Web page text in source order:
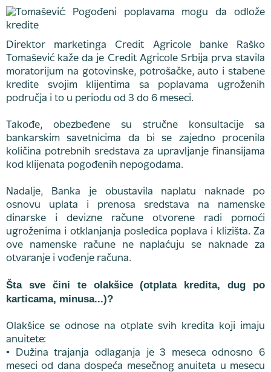
Direktor marketinga Credit Agricole banke Raško
Tomašević kaže da je Credit Agricole Srbija prva stavila
moratorijum na gotovinske, potrošačke, auto i stabene
kredite svojim klijentima sa poplavama ugroženih
područja i to u periodu od 3 do 6 meseci.
Takođe, obezbeđene su stručne konsultacije sa
bankarskim savetnicima da bi se zajedno procenila
količina potrebnih sredstava za upravljanje finansijama
kod klijenata pogođenih nepogodama.
Nadalje, Banka je obustavila naplatu naknade po
osnovu uplata i prenosa sredstava na namenske
dinarske i devizne račune otvorene radi pomoći
ugroženima i otklanjanja posledica poplava i klizišta. Za
ove namenske račune ne naplaćuju se naknade za
otvaranje i vođenje računa.
Šta sve čini te olakšice (otplata kredita, dug po
karticama, minusa...)?
Olakšice se odnose na otplate svih kredita koji imaju
anuitete:
• Dužina trajanja odlaganja je 3 meseca odnosno 6
meseci od dana dospeća mesečnog anuiteta u mesecu